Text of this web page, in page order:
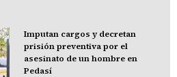
Imputan cargos y decretan
prisión preventiva por el
asesinato de un hombre en
Pedasí